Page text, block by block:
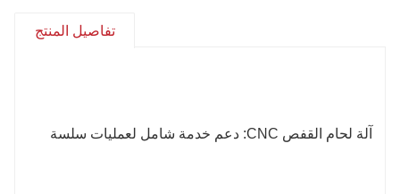
4. مع المزيد من بكرات التغذية الهيدروليكية
وتحسين الكفاءة.
تفاصيل المنتج
آلة لحام القفص CNC: دعم خدمة شامل لعمليات سلسة